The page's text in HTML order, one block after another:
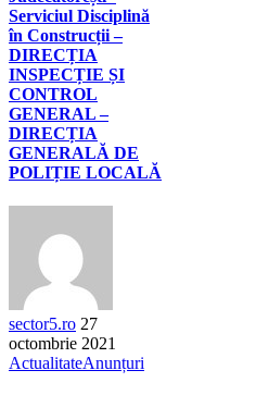
Serviciul Disciplină
în Construcții –
DIRECȚIA
INSPECȚIE ȘI
CONTROL
GENERAL –
DIRECȚIA
GENERALĂ DE
POLIȚIE LOCALĂ
sector5.ro 27
octombrie 2021
ActualitateAnunțuri